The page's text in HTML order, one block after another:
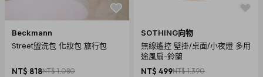
Beckmann
Street盥洗包 化妝包 旅行包
NT$ 818NT$ 1,080
SOTHING向物
無線遙控 壁掛/桌面/小夜燈 多用
途風扇-鈴蘭
NT$ 499NT$ 1,390